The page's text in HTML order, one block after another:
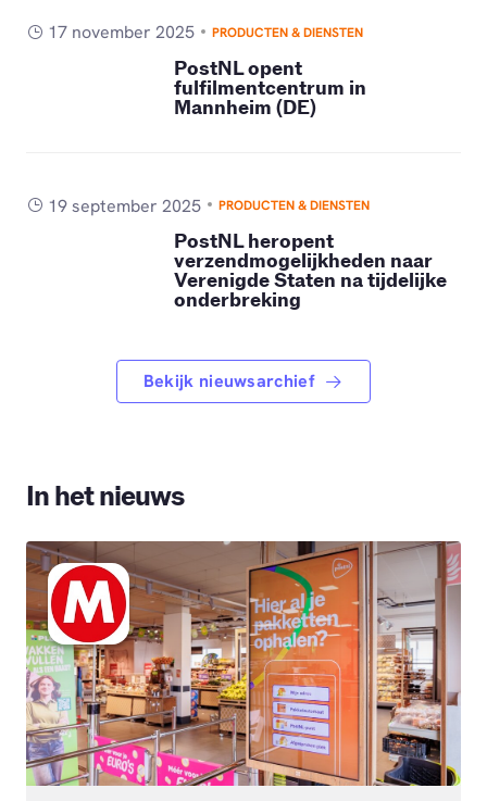
17 november 2025 PRODUCTEN & DIENSTEN
PostNL opent
fulfilmentcentrum in
Mannheim (DE)
19 september 2025 PRODUCTEN & DIENSTEN
PostNL heropent
verzendmogelijkheden naar
Verenigde Staten na tijdelijke
onderbreking
Bekijk nieuwsarchief
In het nieuws